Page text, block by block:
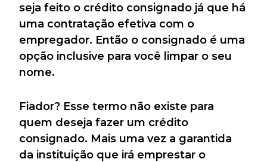
seja feito o crédito consignado já que há
uma contratação efetiva com o
empregador. Então o consignado é uma
opção inclusive para você limpar o seu
nome.
Fiador? Esse termo não existe para
quem deseja fazer um crédito
consignado. Mais uma vez a garantida
da instituição que irá emprestar o